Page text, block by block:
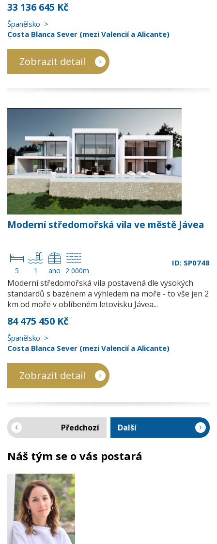
33 136 645 Kč
Španělsko
Costa Blanca Sever (mezi Valencií a Alicante)
Zobrazit detail
Moderní středomořská vila ve městě Jávea
5 1 ano 2 000m
ID: SP0748
Moderní středomořská vila postavená dle vysokých
standardů s bazénem a výhledem na moře - to vše jen 2
km od moře v oblíbeném letovisku Jávea...
84 475 450 Kč
Španělsko
Costa Blanca Sever (mezi Valencií a Alicante)
Zobrazit detail
Předchozí Další
Náš tým se o vás postará